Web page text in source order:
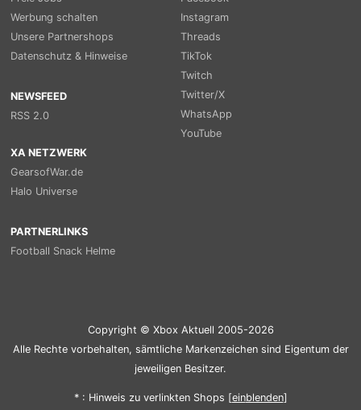
Werbung schalten
Unsere Partnershops
Datenschutz & Hinweise
NEWSFEED
RSS 2.0
Instagram
Threads
TikTok
Twitch
Twitter/X
WhatsApp
YouTube
XA NETZWERK
GearsofWar.de
Halo Universe
PARTNERLINKS
Football Snack Helme
Copyright © Xbox Aktuell 2005-2026
Alle Rechte vorbehalten, sämtliche Markenzeichen sind Eigentum der
jeweiligen Besitzer.
* : Hinweis zu verlinkten Shops [einblenden]